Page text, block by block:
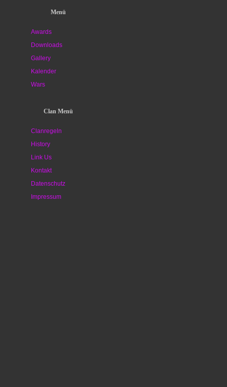
Menü
Awards
Downloads
Gallery
Kalender
Wars
Clan Menü
Clanregeln
History
Link Us
Kontakt
Datenschutz
Impressum